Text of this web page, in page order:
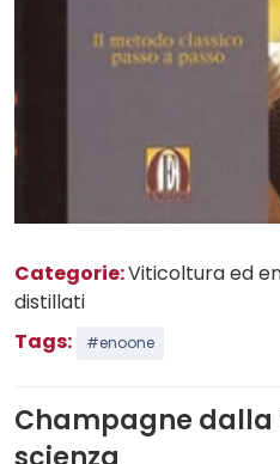
Categorie:Viticoltura ed
distillati
Tags:
#enoone
Champagne